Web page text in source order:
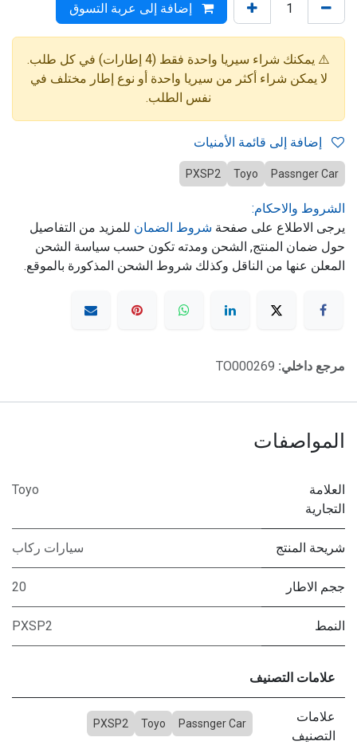
إضافة إلى عربة التسوق
⚠️ يمكنك شراء سيريا واحدة فقط (4 إطارات) في كل طلب.
لا يمكن شراء أكثر من سيريا واحدة أو نوع إطار مختلف في
نفس الطلب.
Passnger Car
Toyo
PXSP2
الشروط والاحكام:
يرجى الاطلاع على صفحة شروط الضمان للمزيد من التفاصيل
حول ضمان المنتج, الشحن ومدته تكون حسب سياسة الشحن
المعلن عنها من الناقل وكذلك شروط الشحن المذكورة بالموقع.
مرجع داخلي: TO000269
المواصفات
العلامة
التجارية
Toyo
شريحة المنتج سيارات ركاب
ججم الاطار 20
النمط PXSP2
علامات التصنيف
علامات
التصنيف
Passnger Car
Toyo
PXSP2